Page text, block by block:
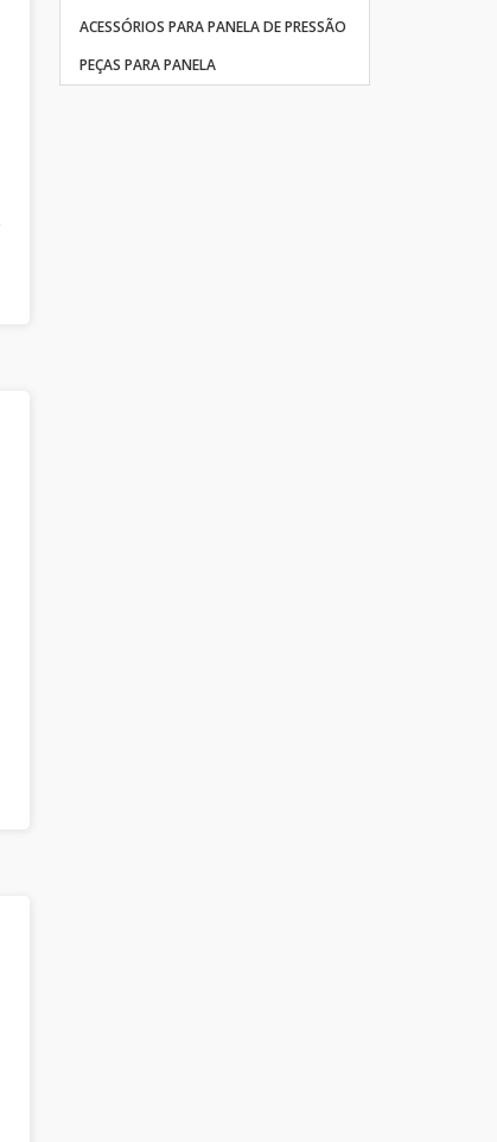
ACESSÓRIOS PARA PANELA DE PRESSÃO
PEÇAS PARA PANELA